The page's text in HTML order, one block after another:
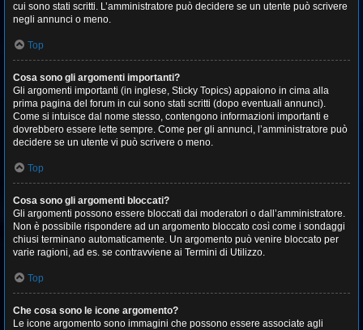
cui sono stati scritti. L’amministratore può decidere se un utente può scrivere
negli annunci o meno.
Top
Cosa sono gli argomenti importanti?
Gli argomenti importanti (in inglese, Sticky Topics) appaiono in cima alla
prima pagina del forum in cui sono stati scritti (dopo eventuali annunci).
Come si intuisce dal nome stesso, contengono informazioni importanti e
dovrebbero essere lette sempre. Come per gli annunci, l’amministratore può
decidere se un utente vi può scrivere o meno.
Top
Cosa sono gli argomenti bloccati?
Gli argomenti possono essere bloccati dai moderatori o dall’amministratore.
Non è possibile rispondere ad un argomento bloccato così come i sondaggi
chiusi terminano automaticamente. Un argomento può venire bloccato per
varie ragioni, ad es. se contravviene ai Termini di Utilizzo.
Top
Che cosa sono le icone argomento?
Le icone argomento sono immagini che possono essere associate agli